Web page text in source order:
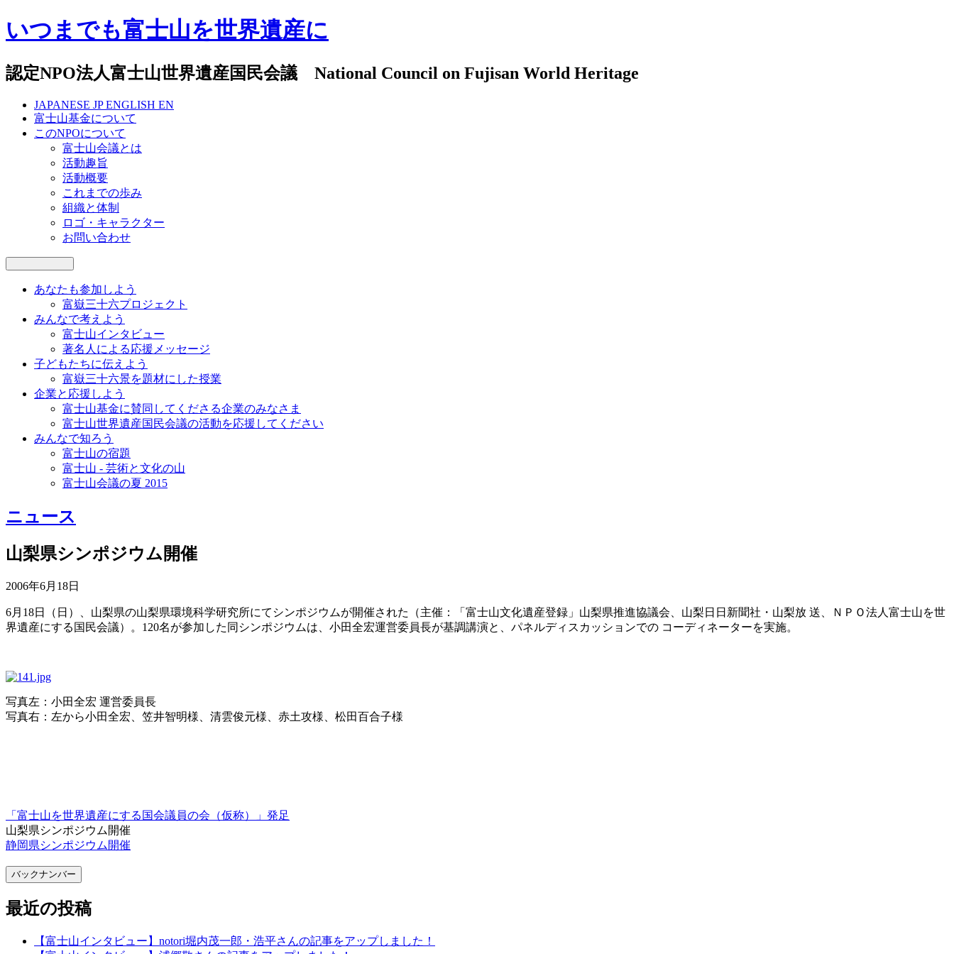
いつまでも富士山を世界遺産に
認定NPO法人富士山世界遺産国民会議 National Council on Fujisan World Heritage
JAPANESE JP ENGLISH EN
富士山基金について
このNPOについて
富士山会議とは
活動趣旨
活動概要
これまでの歩み
組織と体制
ロゴ・キャラクター
お問い合わせ
あなたも参加しよう
富嶽三十六プロジェクト
みんなで考えよう
富士山インタビュー
著名人による応援メッセージ
子どもたちに伝えよう
富嶽三十六景を題材にした授業
企業と応援しよう
富士山基金に賛同してくださる企業のみなさま
富士山世界遺産国民会議の活動を応援してください
みんなで知ろう
富士山の宿題
富士山 - 芸術と文化の山
富士山会議の夏 2015
ニュース
山梨県シンポジウム開催
2006年6月18日
6月18日（日）、山梨県の山梨県環境科学研究所にてシンポジウムが開催された（主催：「富士山文化遺産登録」山梨県推進協議会、山梨日日新聞社・山梨放 送、ＮＰＯ法人富士山を世
界遺産にする国民会議）。120名が参加した同シンポジウムは、小田全宏運営委員長が基調講演と、パネルディスカッションでの コーディネーターを実施。
写真左：小田全宏 運営委員長
写真右：左から小田全宏、笠井智明様、清雲俊元様、赤土攻様、松田百合子様
「富士山を世界遺産にする国会議員の会（仮称）」発足
山梨県シンポジウム開催
静岡県シンポジウム開催
バックナンバー
最近の投稿
【富士山インタビュー】notori堀内茂一郎・浩平さんの記事をアップしました！